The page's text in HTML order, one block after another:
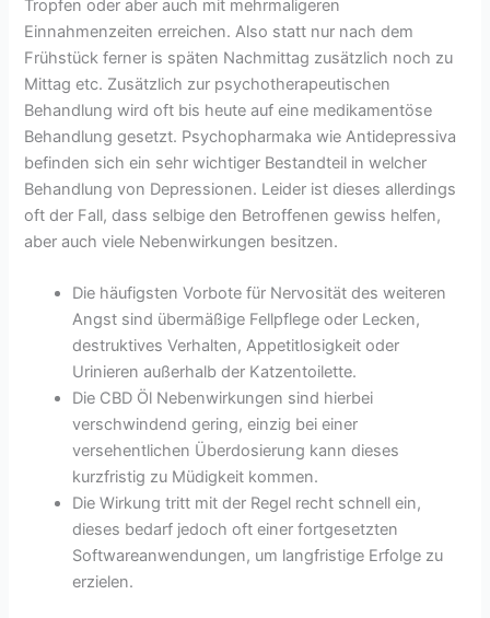
Tropfen oder aber auch mit mehrmaligeren
Einnahmenzeiten erreichen. Also statt nur nach dem
Frühstück ferner is späten Nachmittag zusätzlich noch zu
Mittag etc. Zusätzlich zur psychotherapeutischen
Behandlung wird oft bis heute auf eine medikamentöse
Behandlung gesetzt. Psychopharmaka wie Antidepressiva
befinden sich ein sehr wichtiger Bestandteil in welcher
Behandlung von Depressionen. Leider ist dieses allerdings
oft der Fall, dass selbige den Betroffenen gewiss helfen,
aber auch viele Nebenwirkungen besitzen.
Die häufigsten Vorbote für Nervosität des weiteren
Angst sind übermäßige Fellpflege oder Lecken,
destruktives Verhalten, Appetitlosigkeit oder
Urinieren außerhalb der Katzentoilette.
Die CBD Öl Nebenwirkungen sind hierbei
verschwindend gering, einzig bei einer
versehentlichen Überdosierung kann dieses
kurzfristig zu Müdigkeit kommen.
Die Wirkung tritt mit der Regel recht schnell ein,
dieses bedarf jedoch oft einer fortgesetzten
Softwareanwendungen, um langfristige Erfolge zu
erzielen.